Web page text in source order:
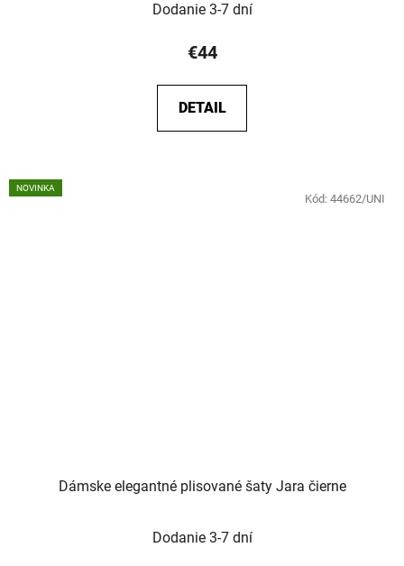
Dodanie 3-7 dní
€44
DETAIL
NOVINKA
Dámske elegantné plisované šaty Jara čierne
Dodanie 3-7 dní
Kód: 44662/UNI